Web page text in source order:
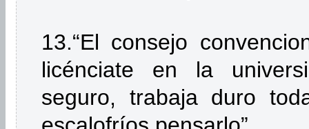
13.“El consejo
licénciate en la
seguro, trabaja duro